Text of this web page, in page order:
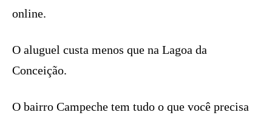
online.
O aluguel custa menos que na Lagoa da
Conceição.
O bairro Campeche tem tudo o que você precisa